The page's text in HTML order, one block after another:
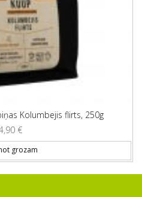
Kolumbejis flirts, 250g
€
grozam